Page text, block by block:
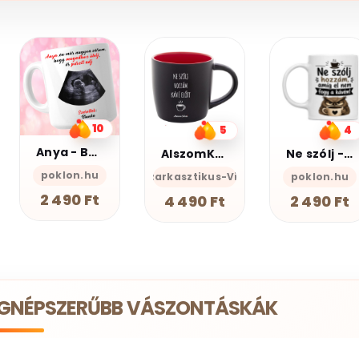
5
AlszomKöszi kerámia bögre - Black Edition
Szarkasztikus-Vicces-Önazonos
4 490 Ft
4
Ne szólj - Bögre
poklon.hu
2 490 Ft
1
Autóbusz Bögre
poklon.hu
2 490 Ft
VÁSZONTÁSKÁK